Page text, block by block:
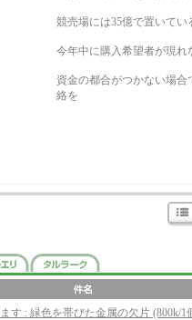
競売場には35億で置いて
今年中に購入希望者が現れ
資金の都合がつかない場
絡を
す : 緑色を帯びた金属の欠片 (800k/1